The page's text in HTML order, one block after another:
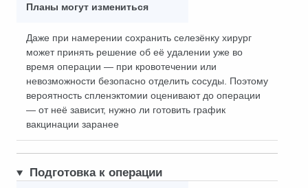
Планы могут измениться
Даже при намерении сохранить селезёнку хирург
может принять решение об её удалении уже во
время операции — при кровотечении или
невозможности безопасно отделить сосуды. Поэтому
вероятность спленэктомии оценивают до операции
— от неё зависит, нужно ли готовить график
вакцинации заранее
Подготовка к операции